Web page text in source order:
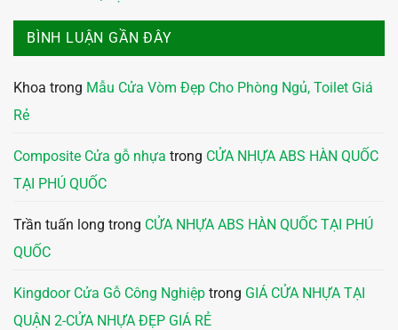
BÌNH LUẬN GẦN ĐÂY
Khoa trong Mẫu Cửa Vòm Đẹp Cho Phòng Ngủ, Toilet Giá
Rẻ
Composite Cửa gỗ nhựa trong CỬA NHỰA ABS HÀN QUỐC
TẠI PHÚ QUỐC
Trần tuấn long trong CỬA NHỰA ABS HÀN QUỐC TẠI PHÚ
QUỐC
Kingdoor Cửa Gỗ Công Nghiệp trong GIÁ CỬA NHỰA TẠI
QUẬN 2-CỬA NHỰA ĐẸP GIÁ RẺ